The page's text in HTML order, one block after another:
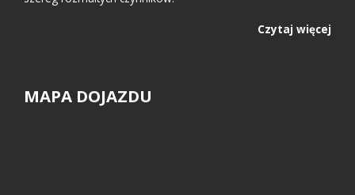
Czytaj więcej
MAPA DOJAZDU